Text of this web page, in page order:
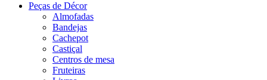
Peças de Décor
Almofadas
Bandejas
Cachepot
Castiçal
Centros de mesa
Fruteiras